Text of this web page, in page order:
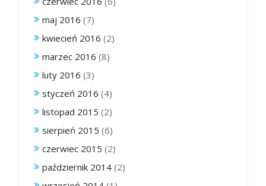
maj 2016 (7)
kwiecień 2016 (2)
marzec 2016 (8)
luty 2016 (3)
styczeń 2016 (4)
listopad 2015 (2)
sierpień 2015 (6)
czerwiec 2015 (2)
październik 2014 (2)